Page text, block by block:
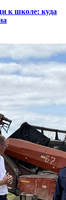
к школе: куда